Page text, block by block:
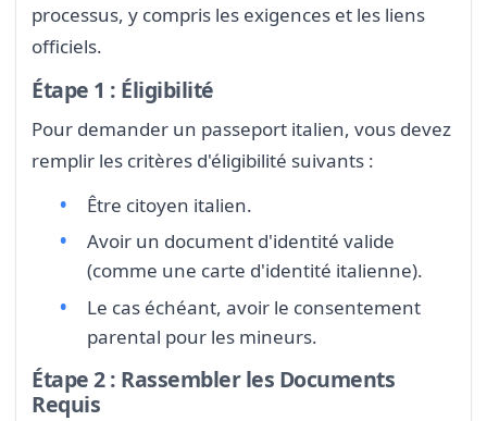
processus, y compris les exigences et les liens
officiels.
Étape 1 : Éligibilité
Pour demander un passeport italien, vous devez
remplir les critères d'éligibilité suivants :
Être citoyen italien.
Avoir un document d'identité valide
(comme une carte d'identité italienne).
Le cas échéant, avoir le consentement
parental pour les mineurs.
Étape 2 : Rassembler les Documents
Requis